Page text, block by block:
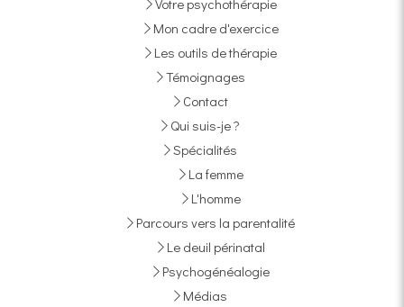
Votre psychothérapie
Mon cadre d'exercice
Les outils de thérapie
Témoignages
Contact
Qui suis-je ?
Spécialités
La femme
L'homme
Parcours vers la parentalité
Le deuil périnatal
Psychogénéalogie
Médias